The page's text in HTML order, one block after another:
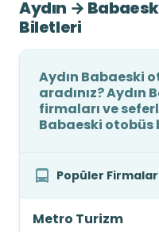
Aydın →
Biletleri
Aydın Babaeski
aradınız? Aydın
firmaları ve
Babaeski
Popüler Firmalar
Metro Turizm